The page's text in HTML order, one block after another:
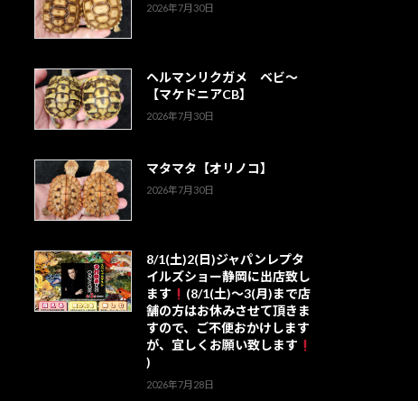
2026年7月30日
ヘルマンリクガメ ベビ～
【マケドニアCB】
2026年7月30日
マタマタ【オリノコ】
2026年7月30日
8/1(土)2(日)ジャパンレプタ
イルズショー静岡に出店致し
ます
(8/1(土)～3(月)まで店
舗の方はお休みさせて頂きま
すので、ご不便おかけします
が、宜しくお願い致します
)
2026年7月28日